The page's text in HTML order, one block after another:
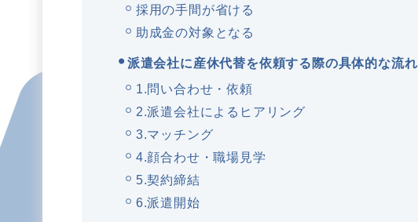
採用の手間が省ける
助成金の対象となる
派遣会社に産休代替を依頼する際の具体的な流れ
1.問い合わせ・依頼
2.派遣会社によるヒアリング
3.マッチング
4.顔合わせ・職場見学
5.契約締結
6.派遣開始